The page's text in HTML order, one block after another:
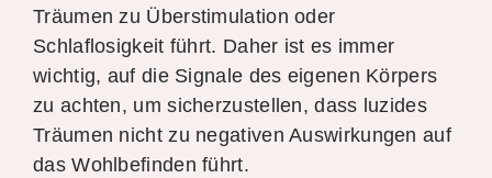
Träumen zu Überstimulation oder
Schlaflosigkeit führt. Daher ist es immer
wichtig, auf die Signale des eigenen Körpers
zu achten, um sicherzustellen, dass luzides
Träumen nicht zu negativen Auswirkungen auf
das Wohlbefinden führt.